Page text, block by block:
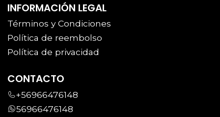
INFORMACIÓN LEGAL
Términos y Condiciones
Política de reembolso
Política de privacidad
CONTACTO
+56966476148
56966476148